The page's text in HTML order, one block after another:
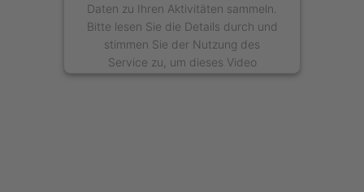
Daten zu Ihren Aktivitäten sammeln.
Bitte lesen Sie die Details durch und
stimmen Sie der Nutzung des
Service zu, um dieses Video
anzusehen.